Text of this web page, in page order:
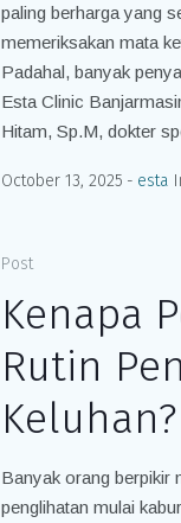
paling berharga yang
memeriksakan mata
Padahal, banyak
Esta Clinic
Hitam, Sp.M, dokter
October 13, 2025 esta
Post
Kenapa
Rutin
Keluhan?
Banyak orang berpikir
penglihatan mulai